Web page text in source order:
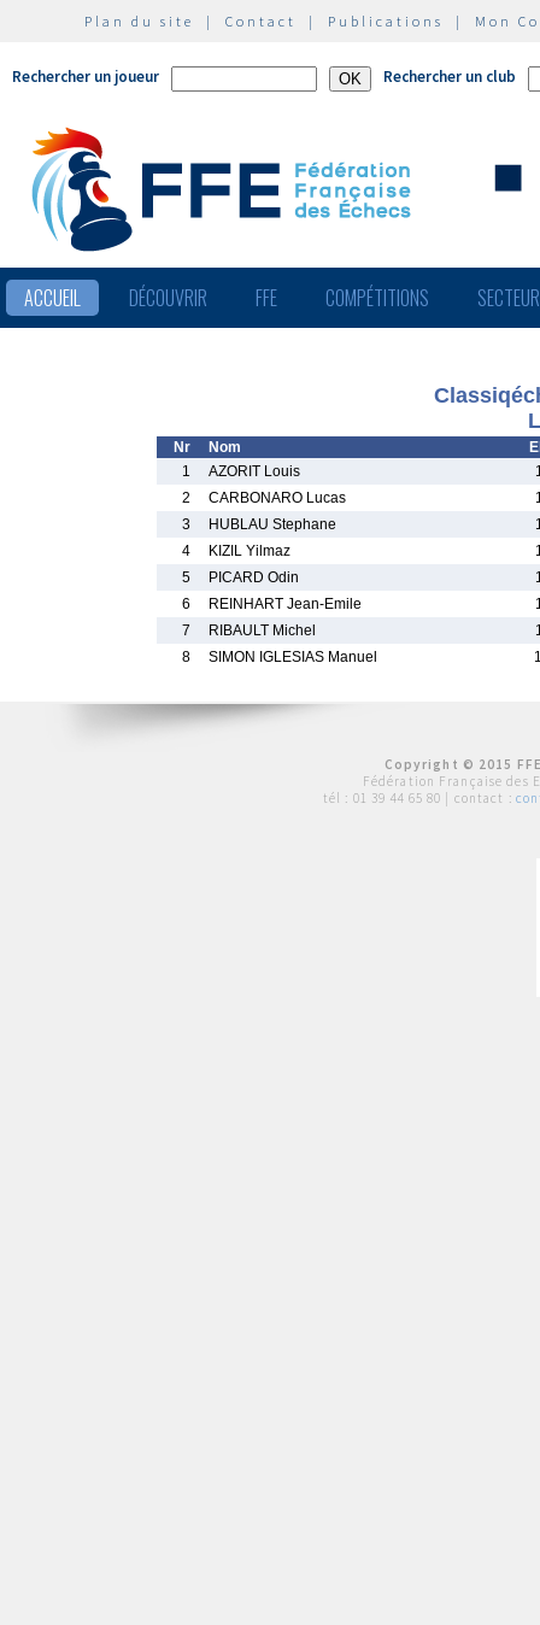
Plan du site | Contact | Publications | Mon
Rechercher un joueur Rechercher un club
ACCUEIL DÉCOUVRIR FFE COMPÉTITIONS
Nr Nom
1
AZORIT Louis
2
CARBONARO Lucas
3
HUBLAU Stephane
4
KIZIL Yilmaz
5
PICARD Odin
6
REINHART Jean-Emile
7
RIBAULT Michel
8
SIMON IGLESIAS Manuel
Copyright © 2015
Fédération Française des
tél : 01 39 44 65 80 | contact :